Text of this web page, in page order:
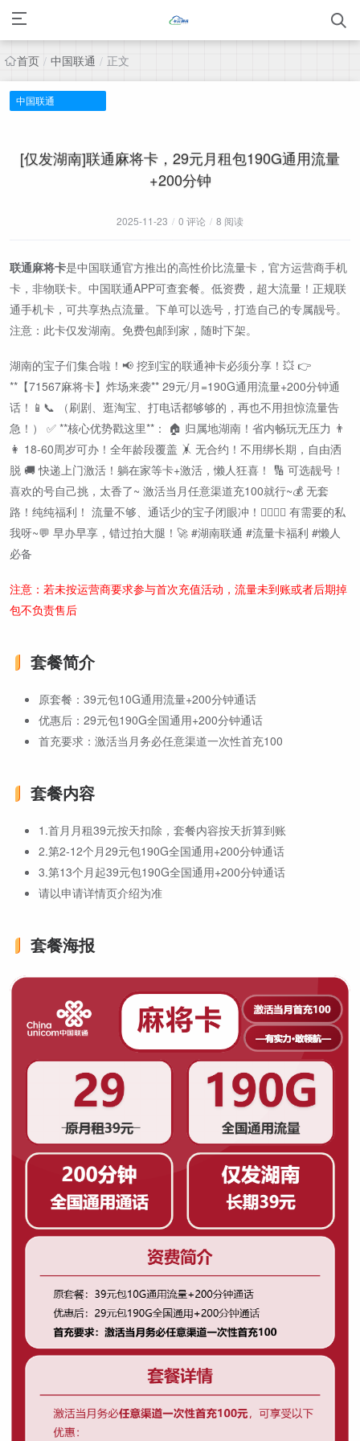
首页 / 中国联通 / 正文
中国联通
[仅发湖南]联通麻将卡，29元月租包190G通用流量
+200分钟
2025-11-23 / 0 评论 / 8 阅读
联通麻将卡是中国联通官方推出的高性价比流量卡，官方运营商手机
卡，非物联卡。中国联通APP可查套餐。低资费，超大流量！正规联
通手机卡，可共享热点流量。下单可以选号，打造自己的专属靓号。
注意：此卡仅发湖南。免费包邮到家，随时下架。
湖南的宝子们集合啦！📢 挖到宝的联通神卡必须分享！💥 👉
**【71567麻将卡】炸场来袭** 29元/月=190G通用流量+200分钟通
话！📱📞 （刷剧、逛淘宝、打电话都够够的，再也不用担惊流量告
急！） ✅ **核心优势戳这里**： 🏠 归属地湖南！省内畅玩无压力 👨
👩 18-60周岁可办！全年龄段覆盖 🤸 无合约！不用绑长期，自由洒
脱 🚚 快递上门激活！躺在家等卡+激活，懒人狂喜！ 🔢 可选靓号！
喜欢的号自己挑，太香了~ 激活当月任意渠道充100就行~💰 无套
路！纯纯福利！ 流量不够、通话少的宝子闭眼冲！🙋‍♀️🙋‍♂️ 有需要的私
我呀~💬 早办早享，错过拍大腿！🚀 #湖南联通 #流量卡福利 #懒人
必备
注意：若未按运营商要求参与首次充值活动，流量未到账或者后期掉
包不负责售后
套餐简介
原套餐：39元包10G通用流量+200分钟通话
优惠后：29元包190G全国通用+200分钟通话
首充要求：激活当月务必任意渠道一次性首充100
套餐内容
1.首月月租39元按天扣除，套餐内容按天折算到账
2.第2-12个月29元包190G全国通用+200分钟通话
3.第13个月起39元包190G全国通用+200分钟通话
请以申请详情页介绍为准
套餐海报